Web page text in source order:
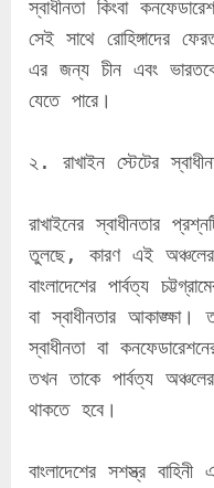
স্বাধীনতা কিংবা
সেই সাথে রোহিঙ্গাদের
এর জন্য চীন এবং
যেতে পারে।
২. রাখাইন স্টেটের
রাখাইনের স্বাধীনতার
তুলছে, কারণ এই অঞ্চলের
বাংলাদেশের পার্বত্য
বা স্বাধীনতার আকাঙ্ক্ষা।
স্বাধীনতা বা
তখন তাকে পার্বত্য
থাকতে হবে।
বাংলাদেশের সশস্ত্র